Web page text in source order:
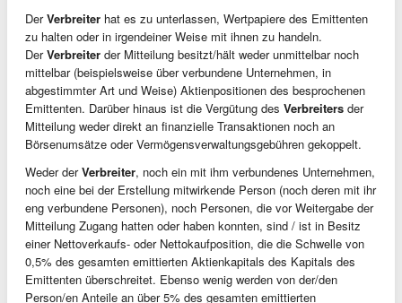
DerVerbreiter hat es zu unterlassen, Wertpapiere des Emittenten
zu halten oder in irgendeiner Weise mit ihnen zu handeln.
DerVerbreiter der Mitteilung besitzt/hält weder unmittelbar noch
mittelbar (beispielsweise über verbundene Unternehmen, in
abgestimmter Art und Weise) Aktienpositionen des besprochenen
Emittenten. Darüber hinaus ist die Vergütung des Verbreiters der
Mitteilung weder direkt an finanzielle Transaktionen noch an
Börsenumsätze oder Vermögensverwaltungsgebühren gekoppelt.
Weder derVerbreiter, noch ein mit ihm verbundenes Unternehmen,
noch eine bei der Erstellung mitwirkende Person (noch deren mit ihr
eng verbundene Personen), noch Personen, die vor Weitergabe der
Mitteilung Zugang hatten oder haben konnten, sind / ist in Besitz
einer Nettoverkaufs- oder Nettokaufposition, die die Schwelle von
0,5% des gesamten emittierten Aktienkapitals des Kapitals des
Emittenten überschreitet. Ebenso wenig werden von der/den
Person/en Anteile an über 5% des gesamten emittierten